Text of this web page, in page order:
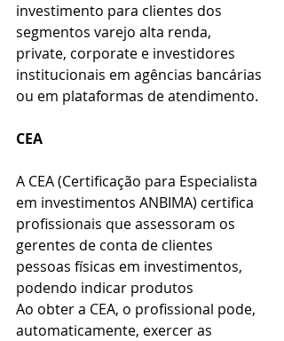
investimento para clientes dos
segmentos varejo alta renda,
private, corporate e investidores
institucionais em agências bancárias
ou em plataformas de atendimento.
CEA
A CEA (Certificação para Especialista
em investimentos ANBIMA) certifica
profissionais que assessoram os
gerentes de conta de clientes
pessoas físicas em investimentos,
podendo indicar produtos
Ao obter a CEA, o profissional pode,
automaticamente, exercer as